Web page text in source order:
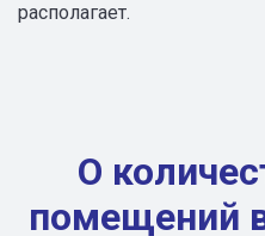
располагает.
О
помещений